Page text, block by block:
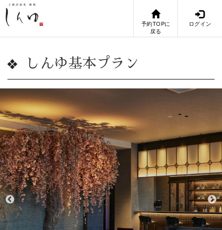
予約TOPに
戻る
ログイン
しんゆ基本プラン